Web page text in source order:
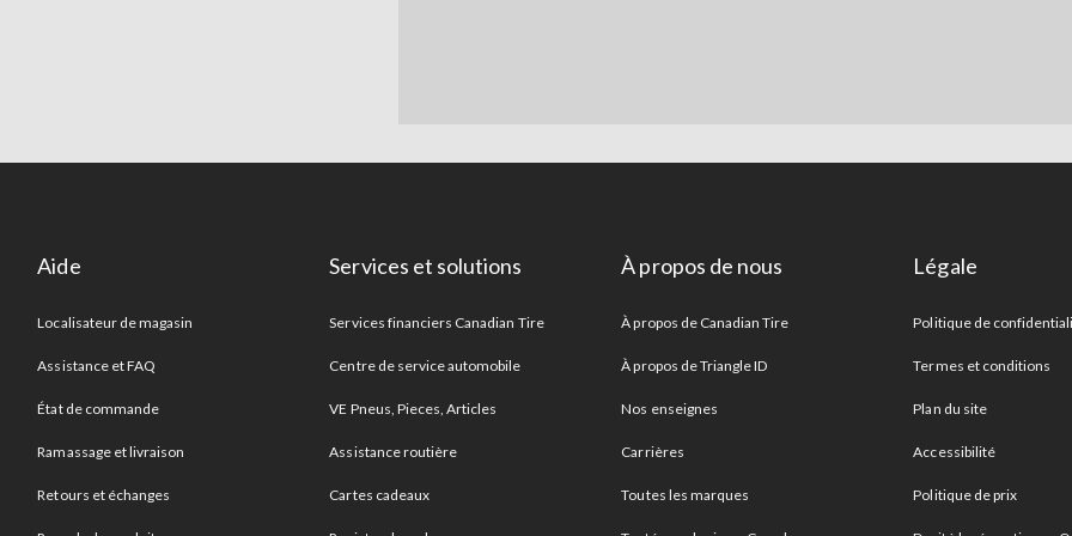
Aide
Localisateur de magasin
Assistance et FAQ
État de commande
Ramassage et livraison
Retours et échanges
Services et solutions
Services financiers Canadian Tire
Centre de service automobile
VE Pneus, Pieces, Articles
Assistance routière
Cartes cadeaux
À propos de nous
À propos de Canadian Tire
À propos de Triangle ID
Nos enseignes
Carrières
Toutes les marques
Légale
Politique de
Termes et conditions
Plan du site
Accessibilité
Politique de prix